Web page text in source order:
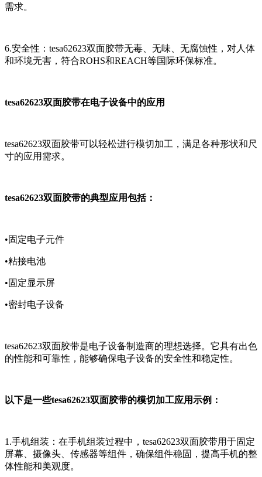
需求。
6.安全性：tesa62623双面胶带无毒、无味、无腐蚀性，对人体
和环境无害，符合ROHS和REACH等国际环保标准。
tesa62623双面胶带在电子设备中的应用
tesa62623双面胶带可以轻松进行模切加工，满足各种形状和尺
寸的应用需求。
tesa62623双面胶带的典型应用包括：
•固定电子元件
•粘接电池
•固定显示屏
•密封电子设备
tesa62623双面胶带是电子设备制造商的理想选择。它具有出色
的性能和可靠性，能够确保电子设备的安全性和稳定性。
以下是一些tesa62623双面胶带的模切加工应用示例：
1.手机组装：在手机组装过程中，tesa62623双面胶带用于固定
屏幕、摄像头、传感器等组件，确保组件稳固，提高手机的整
体性能和美观度。